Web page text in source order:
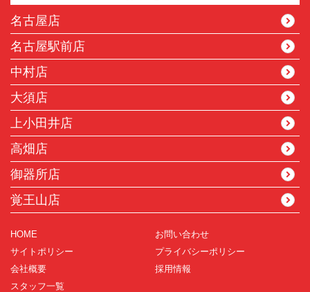
名古屋店
名古屋駅前店
中村店
大須店
上小田井店
高畑店
御器所店
覚王山店
HOME
お問い合わせ
サイトポリシー
プライバシーポリシー
会社概要
採用情報
スタッフ一覧